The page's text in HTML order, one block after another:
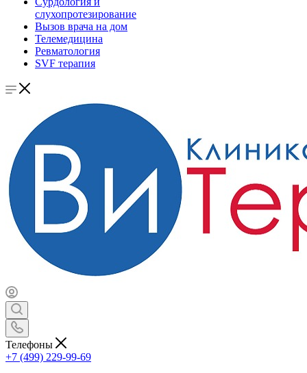
слухопротезирование
Вызов врача на дом
Телемедицина
Ревматология
SVF терапия
Телефоны
+7 (499) 229-99-69